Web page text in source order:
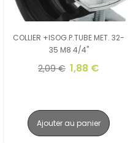
COLLIER +ISOG.P.TUBE MET. 32-
35 M8 4/4"
2,09 € 1,88 €
Ajouter au panier